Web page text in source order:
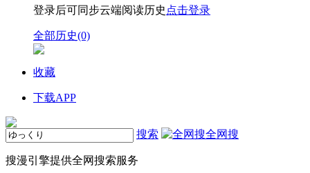
登录后可同步云端阅读历史 点击登录
全部历史(0)
收藏
下载APP
搜索 全网搜
搜漫引擎提供全网搜索服务